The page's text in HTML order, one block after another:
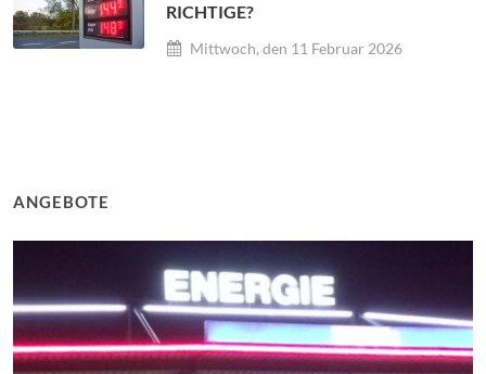
RICHTIGE?
Mittwoch, den 11 Februar 2026
ANGEBOTE